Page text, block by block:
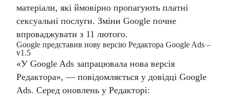
матеріали, які ймовірно пропагують платні
сексуальні послуги. Зміни Google почне
впроваджувати з 11 лютого.
Google представив нову версію Редактора Google Ads –
v1.5
«У Google Ads запрацювала нова версія
Редактора», — повідомляється у довідці Google
Ads. Серед оновлень у Редакторі: